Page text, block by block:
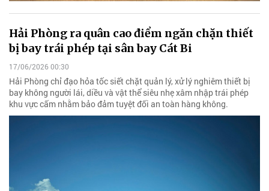
Hải Phòng ra quân cao điểm ngăn chặn thiết
bị bay trái phép tại sân bay Cát Bi
17/06/2026 00:30
Hải Phòng chỉ đạo hỏa tốc siết chặt quản lý, xử lý nghiêm thiết bị
bay không người lái, diều và vật thể siêu nhẹ xâm nhập trái phép
khu vực cấm nhằm bảo đảm tuyệt đối an toàn hàng không.